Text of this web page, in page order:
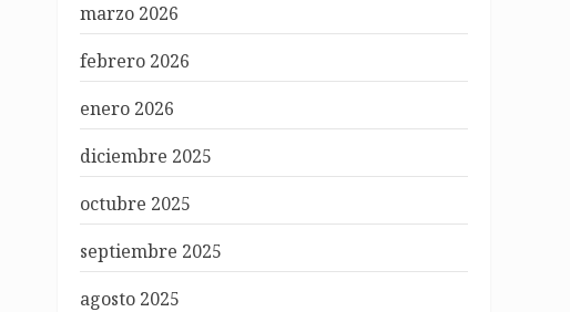
marzo 2026
febrero 2026
enero 2026
diciembre 2025
octubre 2025
septiembre 2025
agosto 2025